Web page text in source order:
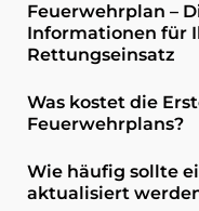
Feuerwehrplan –
Informationen für
Rettungseinsatz
Was kostet die
Feuerwehrplans?
Wie häufig sollte
aktualisiert